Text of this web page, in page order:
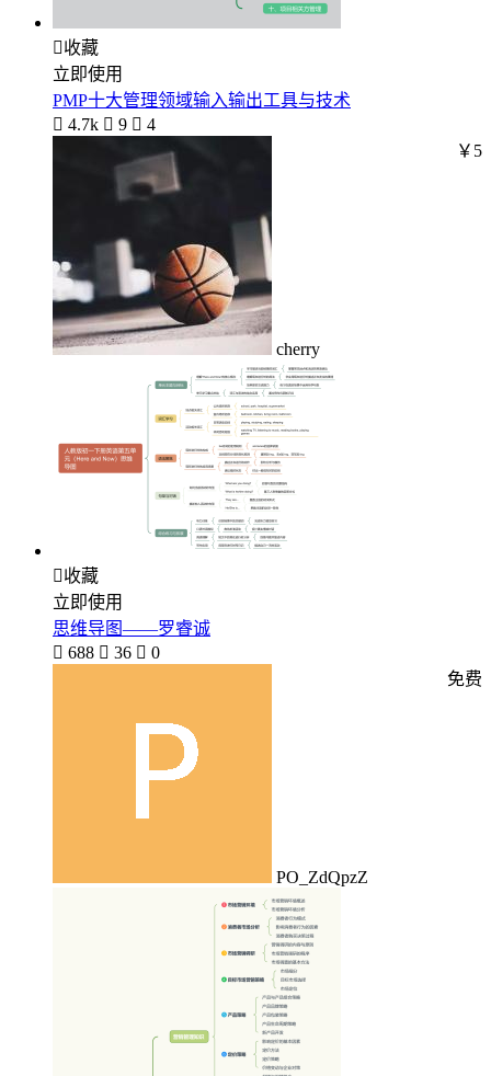
收藏
立即使用
PMP十大管理领域输入输出工具与技术
 4.7k  9  4
cherry
￥5
收藏
立即使用
思维导图——罗睿诚
 688  36  0
PO_ZdQpzZ
免费